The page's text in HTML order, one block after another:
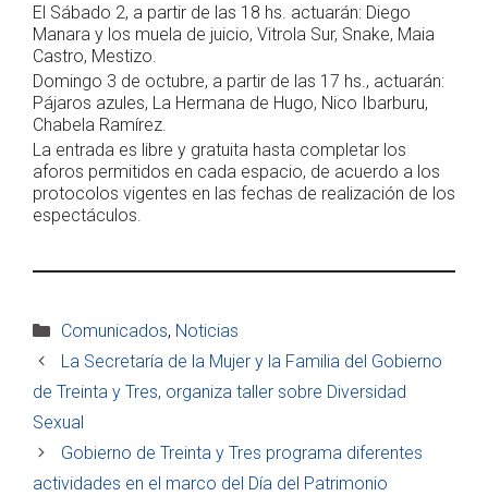
El Sábado 2, a partir de las 18 hs. actuarán: Diego
Manara y los muela de juicio, Vitrola Sur, Snake, Maia
Castro, Mestizo.
Domingo 3 de octubre, a partir de las 17 hs., actuarán:
Pájaros azules, La Hermana de Hugo, Nico Ibarburu,
Chabela Ramírez.
La entrada es libre y gratuita hasta completar los
aforos permitidos en cada espacio, de acuerdo a los
protocolos vigentes en las fechas de realización de los
espectáculos.
Categorías
Comunicados, Noticias
La Secretaría de la Mujer y la Familia del Gobierno
de Treinta y Tres, organiza taller sobre Diversidad
Sexual
Gobierno de Treinta y Tres programa diferentes
actividades en el marco del Día del Patrimonio